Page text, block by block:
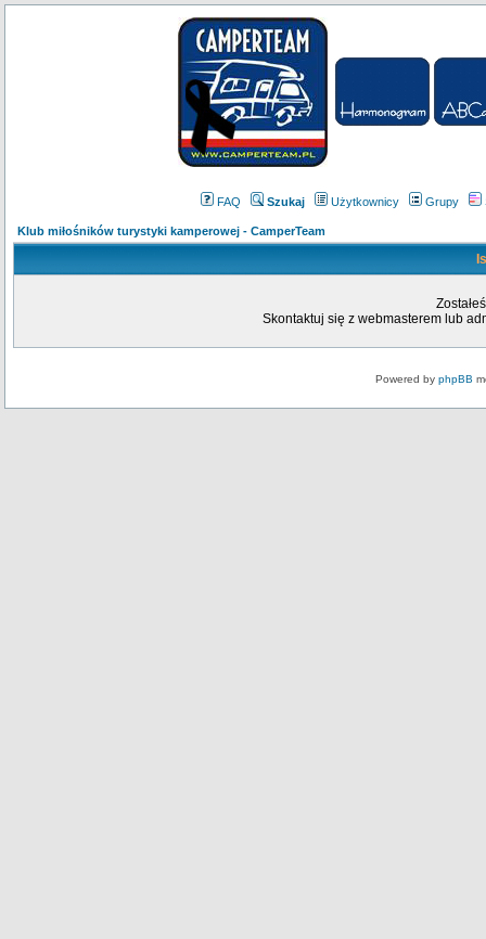
FAQ Szukaj Użytkownicy Grupy
Klub miłośników turystyki kamperowej - CamperTeam
Skontaktuj się z webmasterem lub
Powered by phpBB